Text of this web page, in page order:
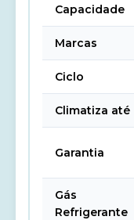
Capacidade
Marcas
Ciclo
Climatiza até
Garantia
Gás
Refrigerante